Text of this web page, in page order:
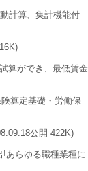
計算、集計機能付
算ができ、最低賃金
算定基礎・労働保
公開 422K)
あらゆる職種業種に